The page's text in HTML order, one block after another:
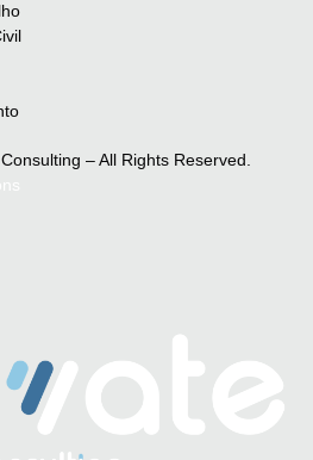
– All Rights Reserved.